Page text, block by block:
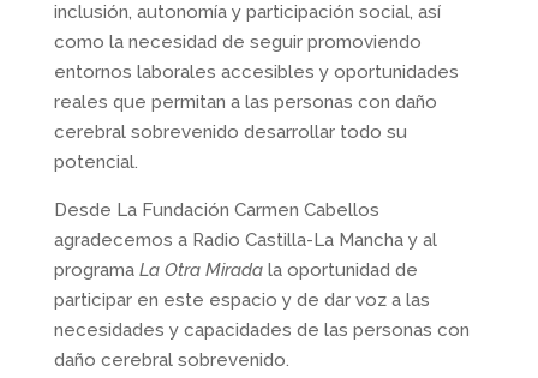
inclusión, autonomía y participación social, así
como la necesidad de seguir promoviendo
entornos laborales accesibles y oportunidades
reales que permitan a las personas con daño
cerebral sobrevenido desarrollar todo su
potencial.
Desde La Fundación Carmen Cabellos
agradecemos a Radio Castilla-La Mancha y al
programa La Otra Miradala oportunidad de
participar en este espacio y de dar voz a las
necesidades y capacidades de las personas con
daño cerebral sobrevenido.